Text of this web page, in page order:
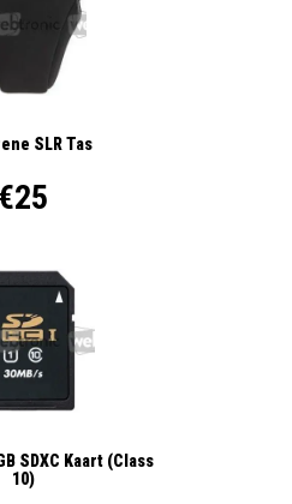
SLR Tas
€25
SDXC Kaart (Class
10)